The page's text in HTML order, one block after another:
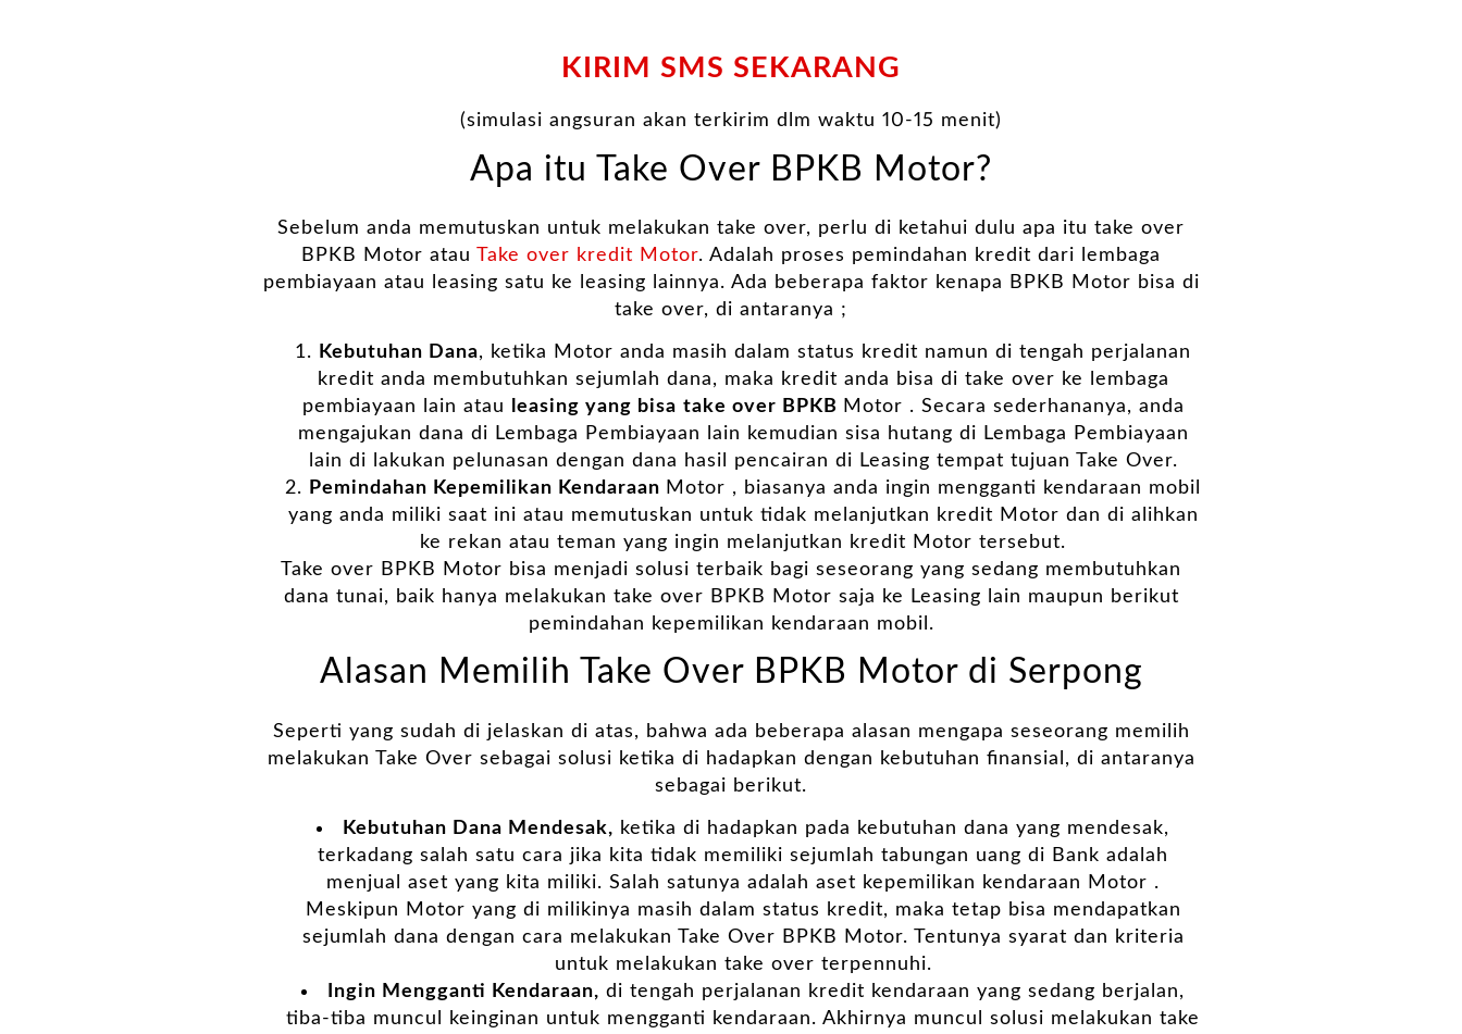
KIRIM SMS SEKARANG
(simulasi angsuran akan terkirim dlm waktu 10-15 menit)
Apa itu Take Over BPKB Motor?
Sebelum anda memutuskan untuk melakukan take over, perlu di ketahui dulu apa itu take over
BPKB Motor atau
Take over kredit Motor. Adalah proses pemindahan kredit dari lembaga
pembiayaan atau leasing satu ke leasing lainnya. Ada beberapa faktor kenapa BPKB Motor bisa di
take over, di antaranya ;
Kebutuhan Dana, ketika Motor anda masih dalam status kredit namun di tengah perjalanan
kredit anda membutuhkan sejumlah dana, maka kredit anda bisa di take over ke lembaga
pembiayaan lain atau
leasing yang bisa take over BPKB Motor . Secara sederhananya, anda
mengajukan dana di Lembaga Pembiayaan lain kemudian sisa hutang di Lembaga Pembiayaan
lain di lakukan pelunasan dengan dana hasil pencairan di Leasing tempat tujuan Take Over.
Pemindahan Kepemilikan Kendaraan Motor , biasanya anda ingin mengganti kendaraan mobil
yang anda miliki saat ini atau memutuskan untuk tidak melanjutkan kredit Motor dan di alihkan
ke rekan atau teman yang ingin melanjutkan kredit Motor tersebut.
Take over BPKB Motor bisa menjadi solusi terbaik bagi seseorang yang sedang membutuhkan
dana tunai, baik hanya melakukan take over BPKB Motor saja ke Leasing lain maupun berikut
pemindahan kepemilikan kendaraan mobil.
Alasan Memilih Take Over BPKB Motor di Serpong
Seperti yang sudah di jelaskan di atas, bahwa ada beberapa alasan mengapa seseorang memilih
melakukan Take Over sebagai solusi ketika di hadapkan dengan kebutuhan finansial, di antaranya
sebagai berikut.
Kebutuhan Dana Mendesak, ketika di hadapkan pada kebutuhan dana yang mendesak,
terkadang salah satu cara jika kita tidak memiliki sejumlah tabungan uang di Bank adalah
menjual aset yang kita miliki. Salah satunya adalah aset kepemilikan kendaraan Motor .
Meskipun Motor yang di milikinya masih dalam status kredit, maka tetap bisa mendapatkan
sejumlah dana dengan cara melakukan Take Over BPKB Motor. Tentunya syarat dan kriteria
untuk melakukan take over terpennuhi.
Ingin Mengganti Kendaraan, di tengah perjalanan kredit kendaraan yang sedang berjalan,
tiba-tiba muncul keinginan untuk mengganti kendaraan. Akhirnya muncul solusi melakukan take